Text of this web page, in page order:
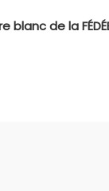
blanc de la